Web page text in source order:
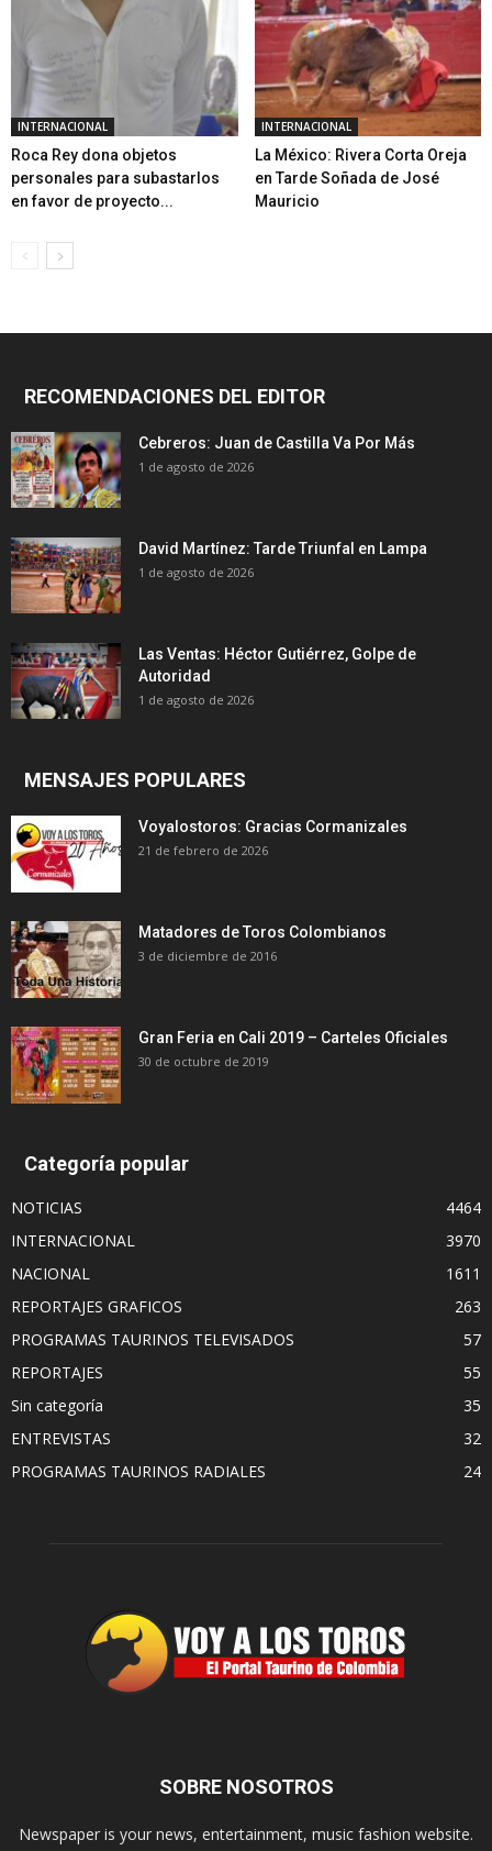
INTERNACIONAL
Roca Rey dona objetos
personales para subastarlos
en favor de proyecto...
INTERNACIONAL
La México: Rivera Corta Oreja
en Tarde Soñada de José
Mauricio
RECOMENDACIONES DEL EDITOR
Cebreros: Juan de Castilla Va Por Más
1 de agosto de 2026
David Martínez: Tarde Triunfal en Lampa
1 de agosto de 2026
Las Ventas: Héctor Gutiérrez, Golpe de
Autoridad
1 de agosto de 2026
MENSAJES POPULARES
Voyalostoros: Gracias Cormanizales
21 de febrero de 2026
Matadores de Toros Colombianos
3 de diciembre de 2016
Gran Feria en Cali 2019 – Carteles Oficiales
30 de octubre de 2019
Categoría popular
NOTICIAS
4464
INTERNACIONAL
3970
NACIONAL
1611
REPORTAJES GRAFICOS
263
PROGRAMAS TAURINOS TELEVISADOS
57
REPORTAJES
55
Sin categoría
35
ENTREVISTAS
32
PROGRAMAS TAURINOS RADIALES
24
SOBRE NOSOTROS
Newspaper is your news, entertainment, music fashion website.